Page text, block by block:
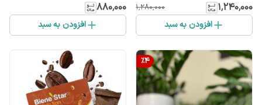
۱٬۲۴۰٬۰۰۰ ۱٬۲۸۰٬۰۰۰
افزودن به سبد
۸۸۰٬۰۰۰
افزودن به سبد
%4